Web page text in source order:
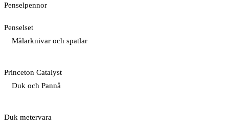
Penselpennor
Penselset
Målarknivar och spatlar
Princeton Catalyst
Duk och Pannå
Duk metervara